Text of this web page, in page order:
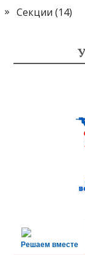
Секции (14)
Решаем вместе